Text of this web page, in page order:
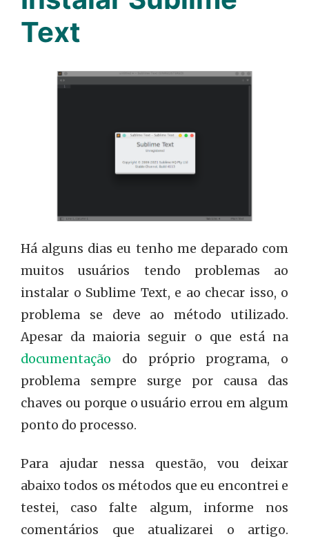
Text
Há alguns dias eu tenho me deparado com
muitos usuários tendo problemas ao
instalar o Sublime Text, e ao checar isso, o
problema se deve ao método utilizado.
Apesar da maioria seguir o que está na
documentação do próprio programa, o
problema sempre surge por causa das
chaves ou porque o usuário errou em algum
ponto do processo.
Para ajudar nessa questão, vou deixar
abaixo todos os métodos que eu encontrei e
testei, caso falte algum, informe nos
comentários que atualizarei o artigo.